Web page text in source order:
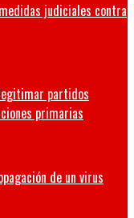
judiciales contra
partidos
primarias
de un virus